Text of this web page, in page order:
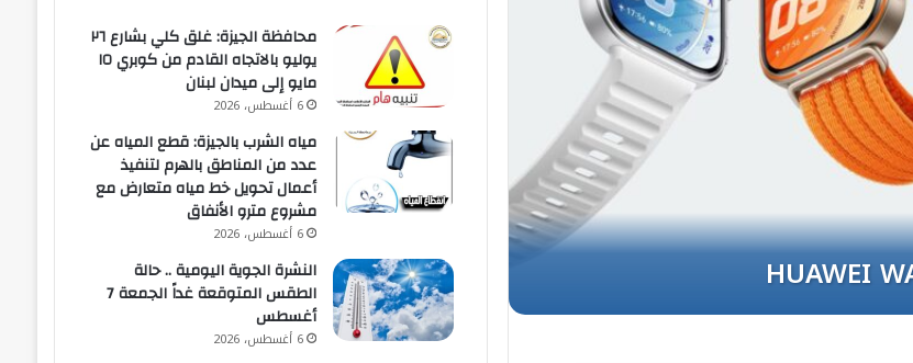
محافظة الجيزة: غلق كلي بشارع ٢٦
يوليو بالاتجاه القادم من كوبري ١٥
مايو إلى ميدان لبنان
6 أغسطس، 2026
مياه الشرب بالجيزة: قطع المياه عن
عدد من المناطق بالهرم لتنفيذ
أعمال تحويل خط مياه متعارض مع
مشروع مترو الأنفاق
6 أغسطس، 2026
النشرة الجوية اليومية .. حالة
الطقس المتوقعة غداً الجمعة 7
أغسطس
6 أغسطس، 2026